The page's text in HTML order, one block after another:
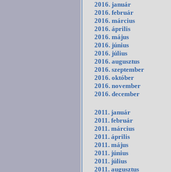
2016. január
2016. február
2016. március
2016. április
2016. május
2016. június
2016. július
2016. augusztus
2016. szeptember
2016. október
2016. november
2016. december
2011. január
2011. február
2011. március
2011. április
2011. május
2011. június
2011. július
2011. augusztus